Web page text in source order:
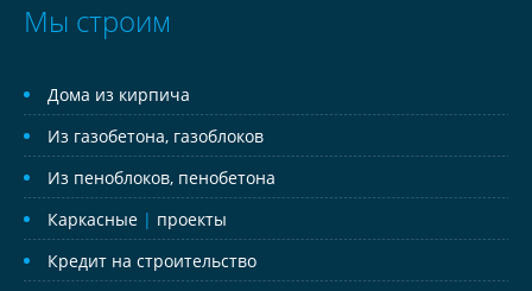
Мы строим
Дома из кирпича
Из газобетона, газоблоков
Из пеноблоков, пенобетона
Каркасные | проекты
Кредит на строительство